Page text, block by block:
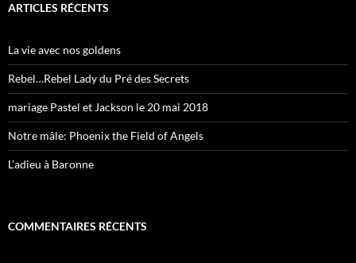
ARTICLES RÉCENTS
La vie avec nos goldens
Rebel…Rebel Lady du Pré des Secrets
mariage Pastel et Jackson le 20 mai 2018
Notre mâle: Phoenix the Field of Angels
L’adieu à Baronne
COMMENTAIRES RÉCENTS